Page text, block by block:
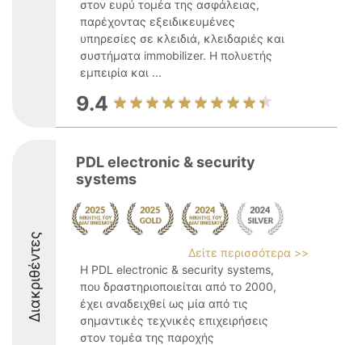
στον ευρύ τομέα της ασφάλειας,
παρέχοντας εξειδικευμένες
υπηρεσίες σε κλειδιά, κλειδαριές και
συστήματα immobilizer. Η πολυετής
εμπειρία και ...
9.4
Διακριθέντες
PDL electronic & security
systems
Δείτε περισσότερα >>
Η PDL electronic & security systems,
που δραστηριοποιείται από το 2000,
έχει αναδειχθεί ως μία από τις
σημαντικές τεχνικές επιχειρήσεις
στον τομέα της παροχής